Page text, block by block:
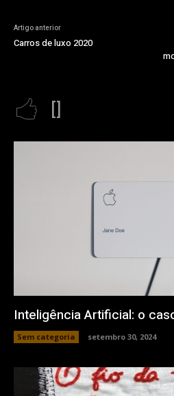
Artigo anterior
Carros de luxo 2020
[]
Inteligência Artificial: o
Sem categoria setembro 30, 2024